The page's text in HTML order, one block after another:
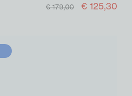
€ 179,00 € 125,30